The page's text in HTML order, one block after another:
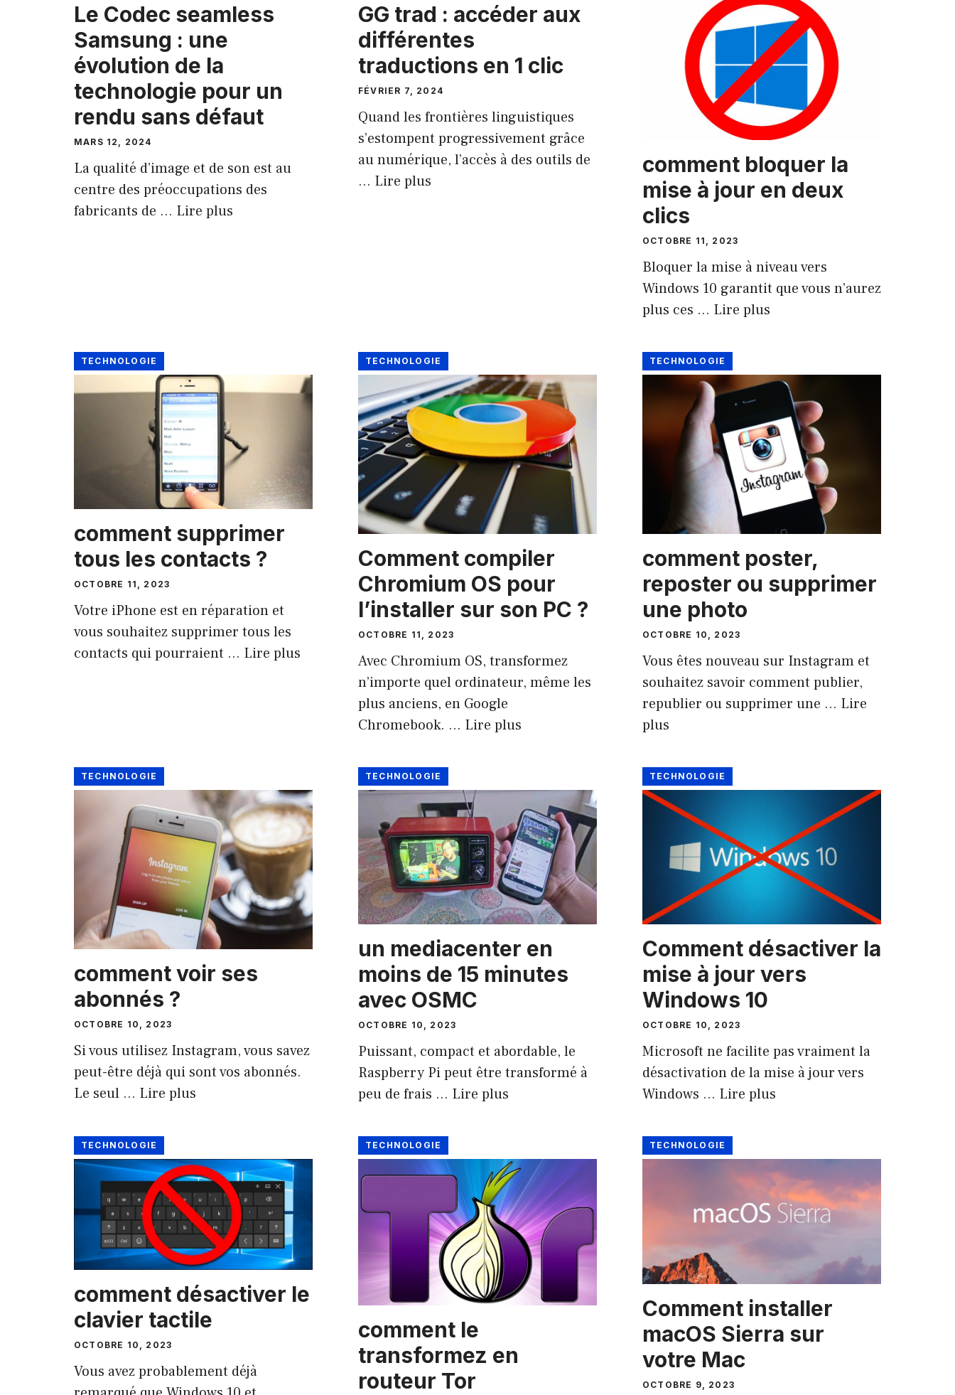
Le Codec seamless
Samsung : une
évolution de la
technologie pour un
rendu sans défaut
MARS 12, 2024
La qualité d’image et de son est au
centre des préoccupations des
fabricants de … Lire plus
GG trad : accéder aux
différentes
traductions en 1 clic
FÉVRIER 7, 2024
Quand les frontières linguistiques
s’estompent progressivement grâce
au numérique, l’accès à des outils de
… Lire plus
comment bloquer la
mise à jour en deux
clics
OCTOBRE 11, 2023
Bloquer la mise à niveau vers
Windows 10 garantit que vous n’aurez
plus ces … Lire plus
TECHNOLOGIE
comment supprimer
tous les contacts ?
OCTOBRE 11, 2023
Votre iPhone est en réparation et
vous souhaitez supprimer tous les
contacts qui pourraient … Lire plus
TECHNOLOGIE
Comment compiler
Chromium OS pour
l’installer sur son PC ?
OCTOBRE 11, 2023
Avec Chromium OS, transformez
n’importe quel ordinateur, même les
plus anciens, en Google
Chromebook. … Lire plus
TECHNOLOGIE
comment poster,
reposter ou supprimer
une photo
OCTOBRE 10, 2023
Vous êtes nouveau sur Instagram et
souhaitez savoir comment publier,
republier ou supprimer une … Lire
plus
TECHNOLOGIE
comment voir ses
abonnés ?
OCTOBRE 10, 2023
Si vous utilisez Instagram, vous savez
peut-être déjà qui sont vos abonnés.
Le seul … Lire plus
TECHNOLOGIE
un mediacenter en
moins de 15 minutes
avec OSMC
OCTOBRE 10, 2023
Puissant, compact et abordable, le
Raspberry Pi peut être transformé à
peu de frais … Lire plus
TECHNOLOGIE
Comment désactiver la
mise à jour vers
Windows 10
OCTOBRE 10, 2023
Microsoft ne facilite pas vraiment la
désactivation de la mise à jour vers
Windows … Lire plus
TECHNOLOGIE
comment désactiver le
clavier tactile
OCTOBRE 10, 2023
Vous avez probablement déjà
TECHNOLOGIE
comment le
transformez en
routeur Tor
TECHNOLOGIE
Comment installer
macOS Sierra sur
votre Mac
OCTOBRE 9, 2023